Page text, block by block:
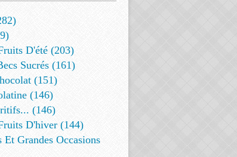
D'été (203)
Sucrés (161)
(151)
(146)
(146)
D'hiver (144)
Et Grandes Occasions